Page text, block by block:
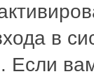
в
Если